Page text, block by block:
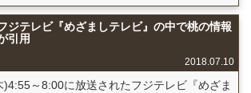
ジテレビ『めざましテレビ』の中で桃の情報
引用
2018.07.10
～8:00に放送されたフジテレビ『めざま